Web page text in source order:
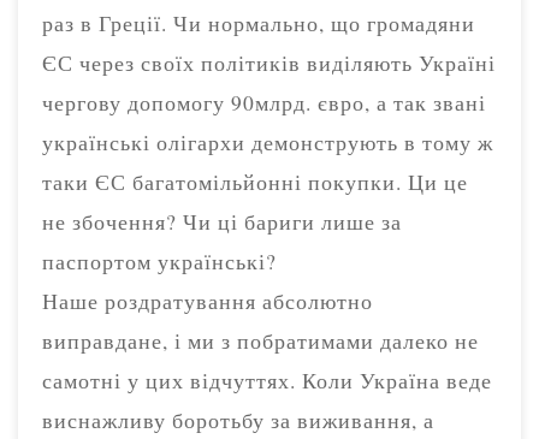
раз в Греції. Чи нормально, що громадяни
ЄС через своїх політиків виділяють Україні
чергову допомогу 90млрд. євро, а так звані
українські олігархи демонструють в тому ж
таки ЄС багатомільйонні покупки. Ци це
не збочення? Чи ці бариги лише за
паспортом українські?
Наше роздратування абсолютно
виправдане, і ми з побратимами далеко не
самотні у цих відчуттях. Коли Україна веде
виснажливу боротьбу за виживання, а